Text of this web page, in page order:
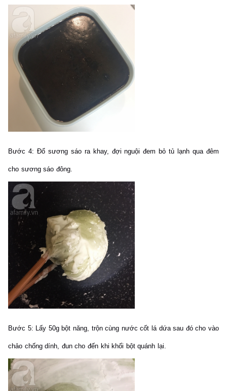
Bước 4: Đổ sương sáo ra khay, đợi nguội đem bỏ tủ lạnh qua đêm
cho sương sáo đông.
Bước 5: Lấy 50g bột năng, trộn cùng nước cốt lá dứa sau đó cho vào
chảo chống dính, đun cho đến khi khối bột quánh lại.